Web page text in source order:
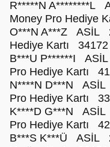
R*****N A********L
Money Pro
O***N A***Z ASİL
Hediye Kartı
B***U P******I
Pro Hediye Kartı
N****N D***N ASİL
Pro Hediye Kartı
K****D G***N ASİL
Pro Hediye Kartı
B***S K***Ü ASİL